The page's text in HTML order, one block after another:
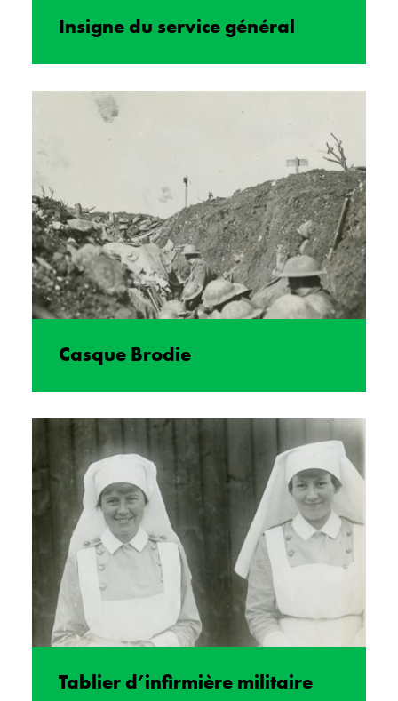
Insigne du service général
Casque Brodie
Tablier d’infirmière militaire